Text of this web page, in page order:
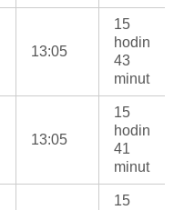
13:05
15
hodin
43
minut
13:05
15
hodin
41
minut
15